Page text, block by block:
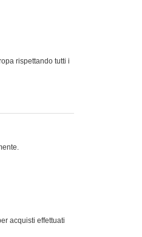
rispettando tutti i
acquisti effettuati